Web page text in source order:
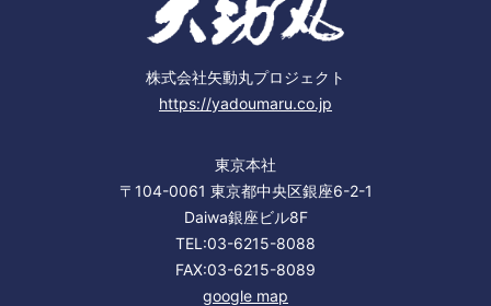
株式会社矢動丸プロジェクト
https://yadoumaru.co.jp
東京本社
〒104-0061 東京都中央区銀座6-2-1
Daiwa銀座ビル8F
TEL:03-6215-8088
FAX:03-6215-8089
google map